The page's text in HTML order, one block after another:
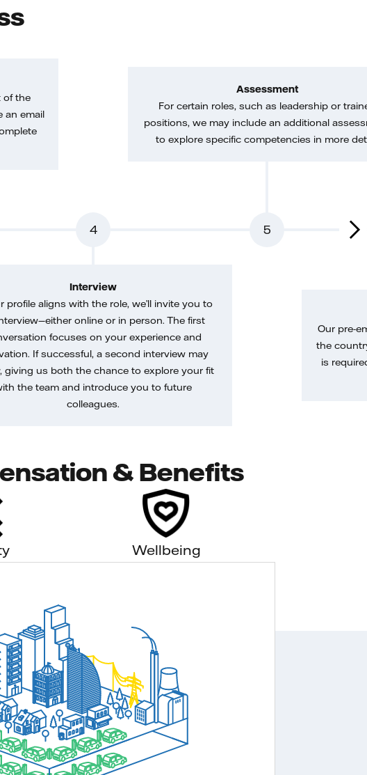
of the
an email
4
Interview
profile aligns with the role, we’ll invite you to
online or in person. The first
focuses on your experience and
If successful, a second interview may
giving us both the chance to explore your fit
the team and introduce you to future
colleagues.
5
Assessment
For certain roles, such as leadership or
positions, we may include an additional
to explore specific competencies in more
Our pre-
the
is
& Benefits
Wellbeing